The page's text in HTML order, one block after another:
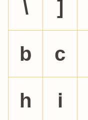
\ ]
b c
h i